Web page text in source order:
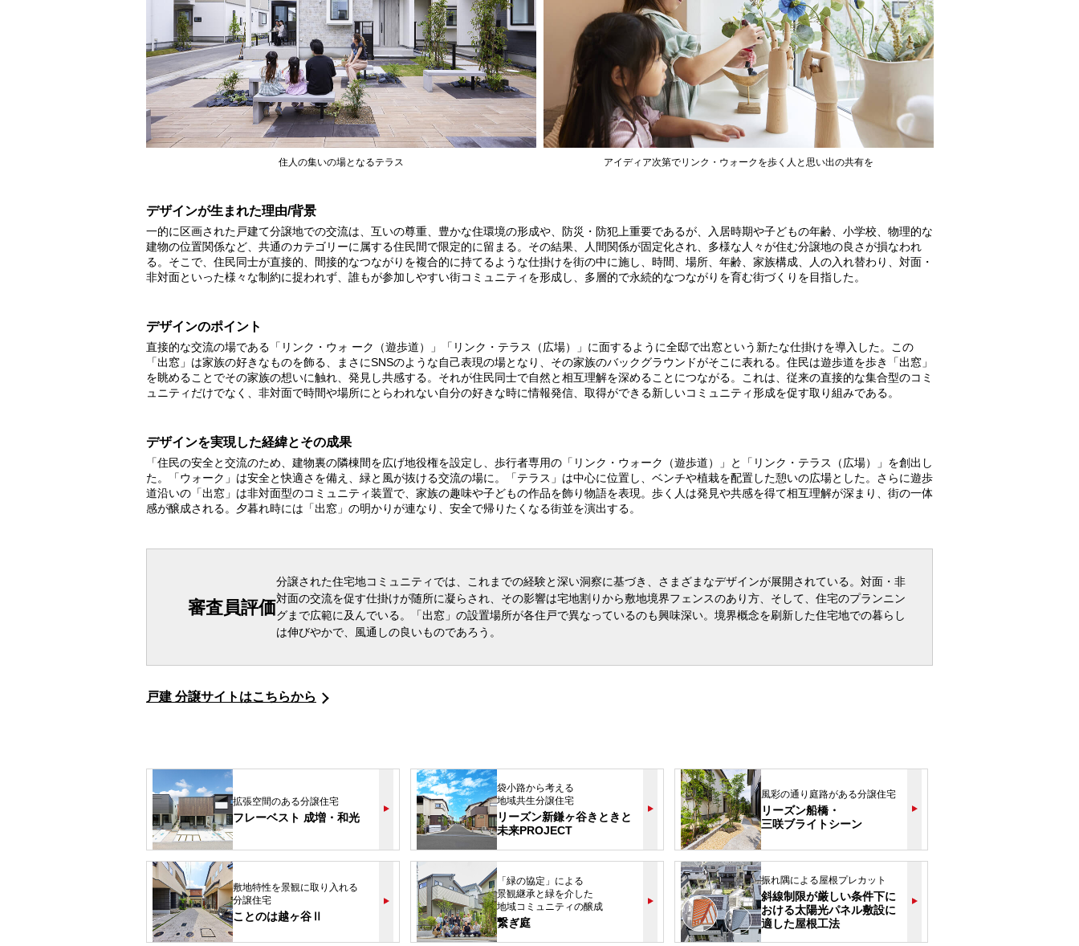
住人の集いの場となるテラス アイディア次第でリンク・ウォークを歩く人と思い出の共有を
デザインが生まれた理由/背景
一的に区画された戸建て分譲地での交流は、互いの尊重、豊かな住環境の形成や、防災・防犯上重要であるが、入居時期や子どもの年齢、小学校、物理的な
建物の位置関係など、共通のカテゴリーに属する住民間で限定的に留まる。その結果、人間関係が固定化され、多様な人々が住む分譲地の良さが損なわれ
る。そこで、住民同士が直接的、間接的なつながりを複合的に持てるような仕掛けを街の中に施し、時間、場所、年齢、家族構成、人の入れ替わり、対面・
非対面といった様々な制約に捉われず、誰もが参加しやすい街コミュニティを形成し、多層的で永続的なつながりを育む街づくりを目指した。
デザインのポイント
直接的な交流の場である「リンク・ウォ ーク（遊歩道）」「リンク・テラス（広場）」に面するように全邸で出窓という新たな仕掛けを導入した。この
「出窓」は家族の好きなものを飾る、まさにSNSのような自己表現の場となり、その家族のバックグラウンドがそこに表れる。住民は遊歩道を歩き「出窓」
を眺めることでその家族の想いに触れ、発見し共感する。それが住民同士で自然と相互理解を深めることにつながる。これは、従来の直接的な集合型のコミ
ュニティだけでなく、非対面で時間や場所にとらわれない自分の好きな時に情報発信、取得ができる新しいコミュニティ形成を促す取り組みである。
デザインを実現した経緯とその成果
「住民の安全と交流のため、建物裏の隣棟間を広げ地役権を設定し、歩行者専用の「リンク・ウォーク（遊歩道）」と「リンク・テラス（広場）」を創出し
た。「ウォーク」は安全と快適さを備え、緑と風が抜ける交流の場に。「テラス」は中心に位置し、ベンチや植栽を配置した憩いの広場とした。さらに遊歩
道沿いの「出窓」は非対面型のコミュニティ装置で、家族の趣味や子どもの作品を飾り物語を表現。歩く人は発見や共感を得て相互理解が深まり、街の一体
感が醸成される。夕暮れ時には「出窓」の明かりが連なり、安全で帰りたくなる街並を演出する。
審査員評価
分譲された住宅地コミュニティでは、これまでの経験と深い洞察に基づき、さまざまなデザインが展開されている。対面・非
対面の交流を促す仕掛けが随所に凝らされ、その影響は宅地割りから敷地境界フェンスのあり方、そして、住宅のプランニン
グまで広範に及んでいる。「出窓」の設置場所が各住戸で異なっているのも興味深い。境界概念を刷新した住宅地での暮らし
は伸びやかで、風通しの良いものであろう。
戸建 分譲サイトはこちらから
拡張空間のある分譲住宅
フレーベスト 成増・和光
袋小路から考える
地域共生分譲住宅
リーズン新鎌ヶ谷きときと
未来PROJECT
風彩の通り庭路がある分譲住宅
リーズン船橋・
三咲ブライトシーン
敷地特性を景観に取り入れる
分譲住宅
ことのは越ヶ谷Ⅱ
「緑の協定」による
景観継承と緑を介した
地域コミュニティの醸成
繋ぎ庭
振れ隅による屋根プレカット
斜線制限が厳しい条件下に
おける太陽光パネル敷設に
適した屋根工法